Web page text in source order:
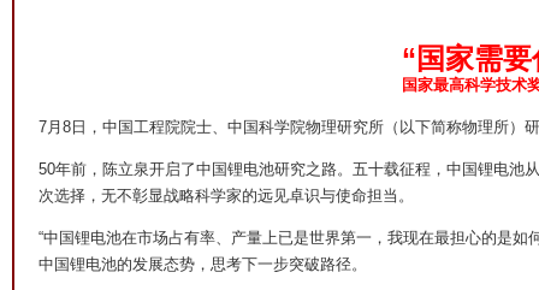
“国家需
国家最高科学技术
7月8日，中国工程院院士、中国科学院物理研究所（以下简称物理所）
50年前，陈立泉开启了中国锂电池研究之路。五十载征程，中国锂电
次选择，无不彰显战略科学家的远见卓识与使命担当。
“中国锂电池在市场占有率、产量上已是世界第一，我现在最担心的是
中国锂电池的发展态势，思考下一步突破路径。